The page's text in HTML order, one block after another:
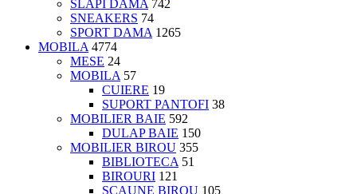
SLAPI DAMA 742
SNEAKERS 74
SPORT DAMA 1265
MOBILA 4774
MESE 24
MOBILA 57
CUIERE 19
SUPORT PANTOFI 38
MOBILIER BAIE 592
DULAP BAIE 150
MOBILIER BIROU 355
BIBLIOTECA 51
BIROURI 121
SCAUNE BIROU 105